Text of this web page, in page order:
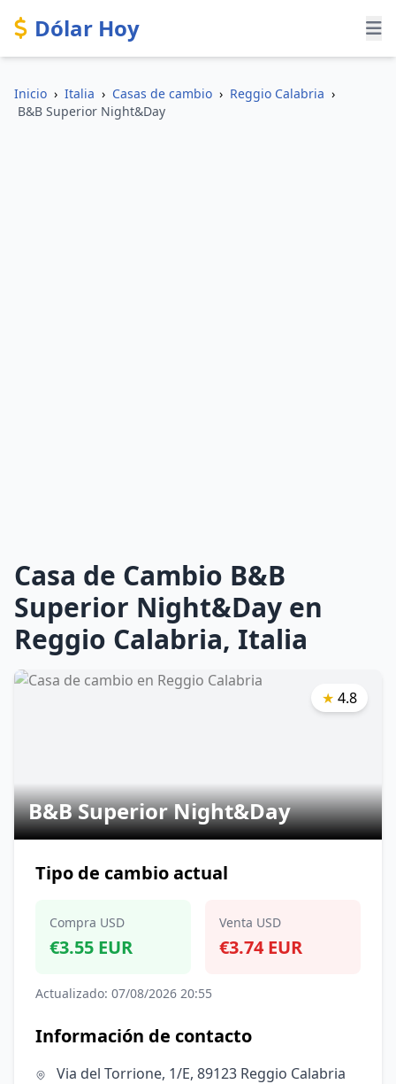
Dólar Hoy
Inicio › Italia › Casas de cambio › Reggio Calabria ›
B&B Superior Night&Day
Casa de Cambio B&B
Superior Night&Day en
Reggio Calabria, Italia
B&B Superior Night&Day
★ 4.8
Tipo de cambio actual
Compra USD
€3.55 EUR
Venta USD
€3.74 EUR
Actualizado: 07/08/2026 20:55
Información de contacto
Via del Torrione, 1/E, 89123 Reggio Calabria